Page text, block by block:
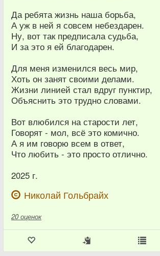
Да ребята жизнь наша борьба,
А уж в ней я совсем небездарен.
Ну, вот так предписала судьба,
И за это я ей благодарен.
Для меня изменился весь мир,
Хоть он занят своими делами.
Жизни линией стал вдруг пунктир,
Объяснить это трудно словами.
Вот влюбился на старости лет,
Говорят - мол, всё это комично.
А я им говорю всем в ответ,
Что любить - это просто отлично.
2025 г.
Николай Гольбрайх
20 оценок